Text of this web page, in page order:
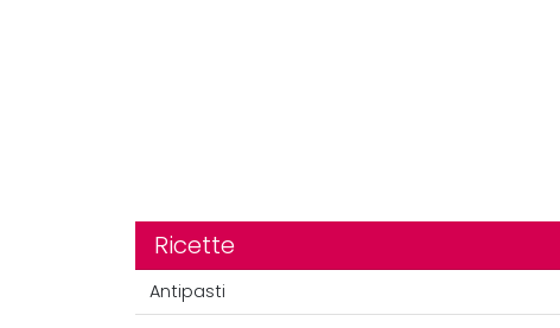
Ricette
Antipasti